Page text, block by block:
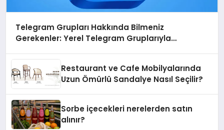
Telegram Grupları Hakkında Bilmeniz
Gerekenler: Yerel Telegram Gruplarıyla
Restaurant ve Cafe Mobilyalarında
Uzun Ömürlü Sandalye Nasıl Seçilir?
Sorbe içecekleri nerelerden satın
alınır?